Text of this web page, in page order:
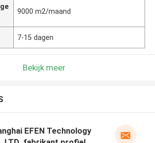
9000 m2/maand
7-15 dagen
Bekijk meer
EFEN Technology